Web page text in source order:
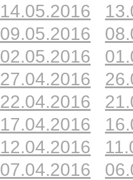
14.05.2016
09.05.2016
02.05.2016
27.04.2016
22.04.2016
17.04.2016
12.04.2016
07.04.2016